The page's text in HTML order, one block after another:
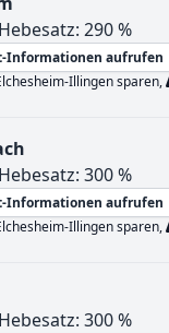
290 %
Informationen aufrufen
Illingen sparen,
300 %
Informationen aufrufen
Illingen sparen,
300 %